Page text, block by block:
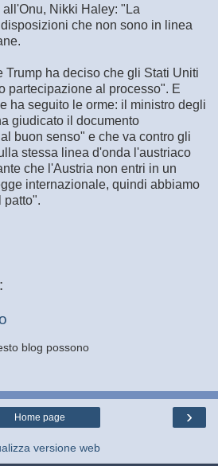
Nikki Haley: "La
che non sono in linea
Trump ha deciso che gli Stati Uniti
partecipazione al processo". E
ha seguito le orme: il ministro degli
giudicato il documento
buon senso" e che va contro gli
stessa linea d'onda l'austriaco
che l'Austria non entri in un
internazionale, quindi abbiamo
patto".
blog possono
›
Home page
versione web